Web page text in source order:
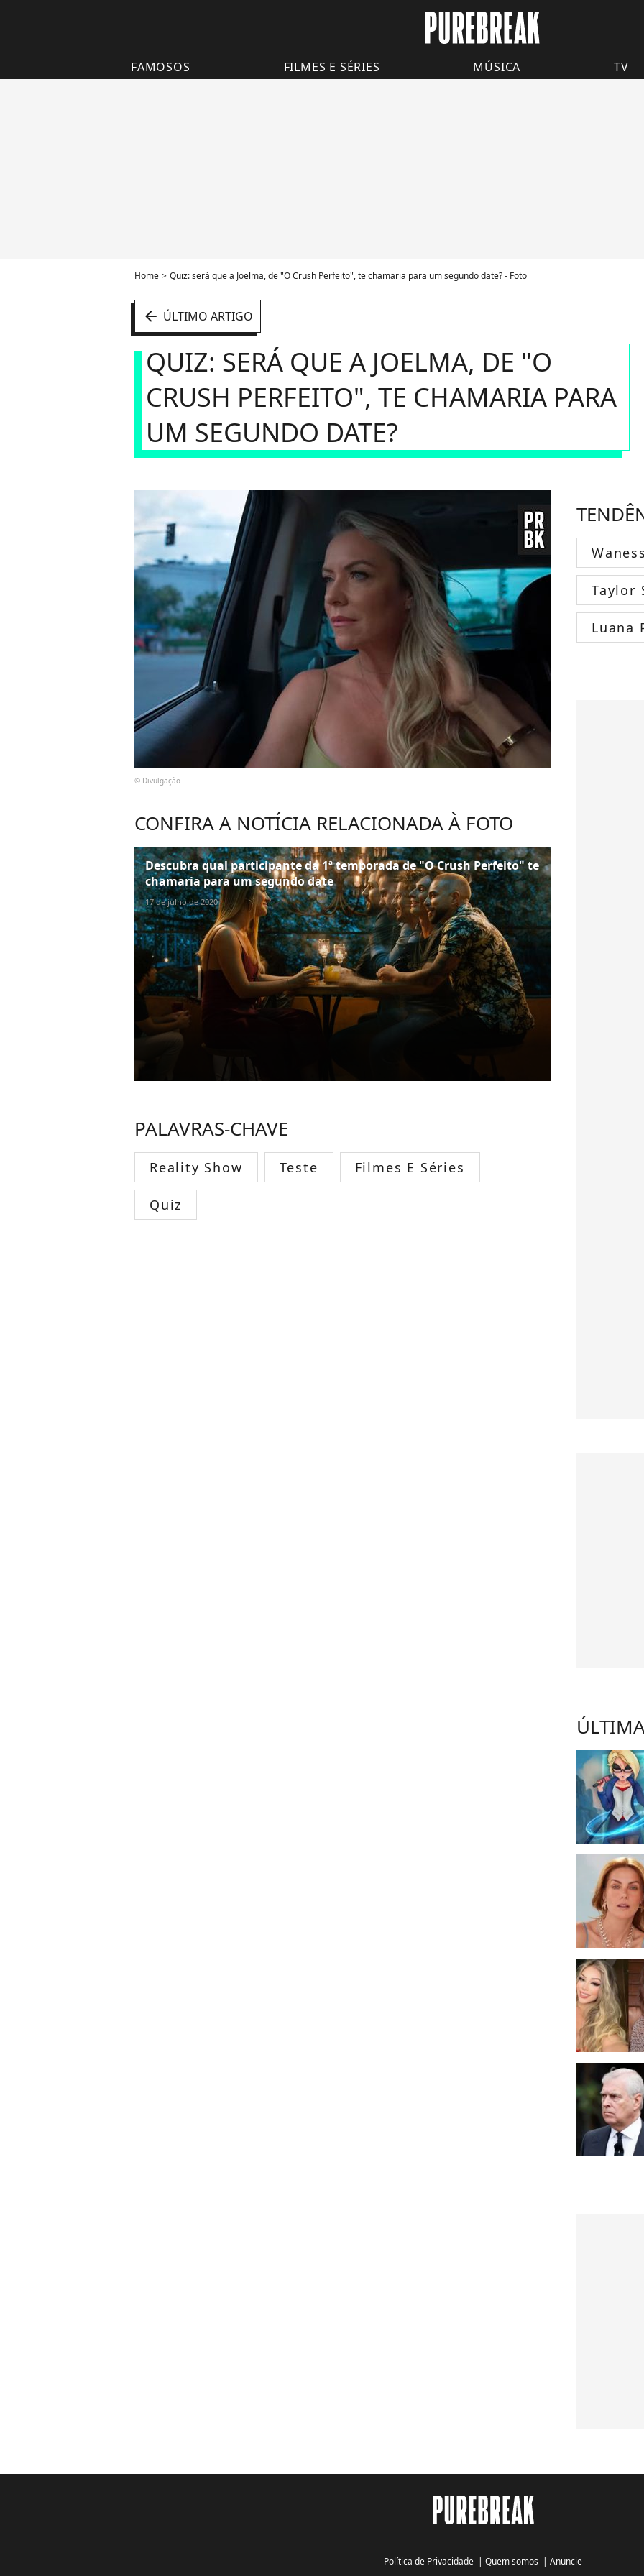
FAMOSOS FILMES E SÉRIES MÚSICA TV
Home Quiz: será que a Joelma, de "O Crush Perfeito", te chamaria para um segundo date? - Foto
arrow_left ÚLTIMO ARTIGO
QUIZ: SERÁ QUE A JOELMA, DE "O
CRUSH PERFEITO", TE CHAMARIA PARA
UM SEGUNDO DATE?
© Divulgação
CONFIRA A NOTÍCIA RELACIONADA À FOTO
Descubra qual participante da 1ª temporada de "O Crush Perfeito" te
chamaria para um segundo date
17 de julho de 2020
PALAVRAS-CHAVE
Reality Show Teste Filmes E Séries
Quiz
Taylor
Luana
Política de Privacidade | Quem somos | Anuncie